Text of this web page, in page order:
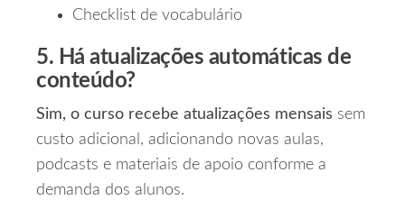
Checklist de vocabulário
5. Há atualizações automáticas de
conteúdo?
Sim, o curso recebe atualizações mensais sem
custo adicional, adicionando novas aulas,
podcasts e materiais de apoio conforme a
demanda dos alunos.